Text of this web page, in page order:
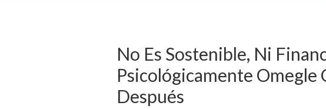
No Es Sostenible, Ni
Psicológicamente Omegle
Después